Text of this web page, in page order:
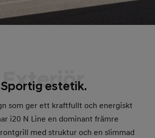
Exteriör
Sportig estetik.
som ger ett kraftfullt och energiskt
i20 N Line en dominant främre
med struktur och en slimmad